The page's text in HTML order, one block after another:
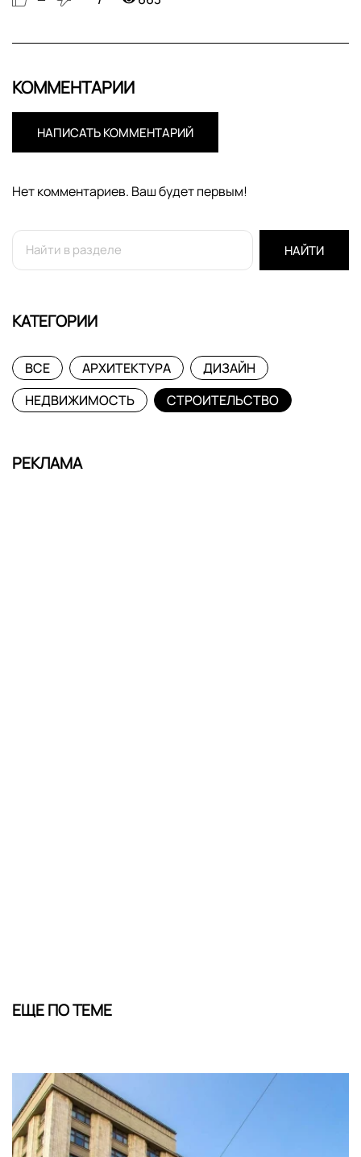
КОММЕНТАРИИ
НАПИСАТЬ КОММЕНТАРИЙ
Нет комментариев. Ваш будет первым!
НАЙТИ
КАТЕГОРИИ
ВСЕ АРХИТЕКТУРА
ДИЗАЙН
НЕДВИЖИМОСТЬ
СТРОИТЕЛЬСТВО
РЕКЛАМА
ЕЩЕ ПО ТЕМЕ